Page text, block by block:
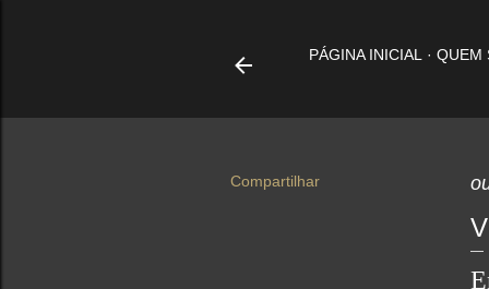
PÁGINA INICIAL QUEM
Compartilhar